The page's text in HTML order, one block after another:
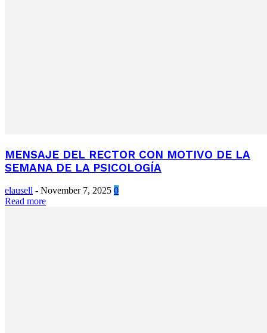
MENSAJE DEL RECTOR CON MOTIVO DE LA
SEMANA DE LA PSICOLOGÍA
elausell - November 7, 2025 0
Read more